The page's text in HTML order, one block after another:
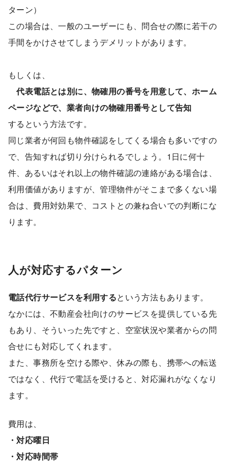
ターン）
この場合は、一般のユーザーにも、問合せの際に若干の
手間をかけさせてしまうデメリットがあります。
もしくは、
代表電話とは別に、物確用の番号を用意して、ホーム
ページなどで、業者向けの物確用番号として告知
するという方法です。
同じ業者が何回も物件確認をしてくる場合も多いですの
で、告知すれば切り分けられるでしょう。1日に何十
件、あるいはそれ以上の物件確認の連絡がある場合は、
利用価値がありますが、管理物件がそこまで多くない場
合は、費用対効果で、コストとの兼ね合いでの判断にな
ります。
人が対応するパターン
電話代行サービスを利用するという方法もあります。
なかには、不動産会社向けのサービスを提供している先
もあり、そういった先ですと、空室状況や業者からの問
合せにも対応してくれます。
また、事務所を空ける際や、休みの際も、携帯への転送
ではなく、代行で電話を受けると、対応漏れがなくなり
ます。
費用は、
・対応曜日
・対応時間帯